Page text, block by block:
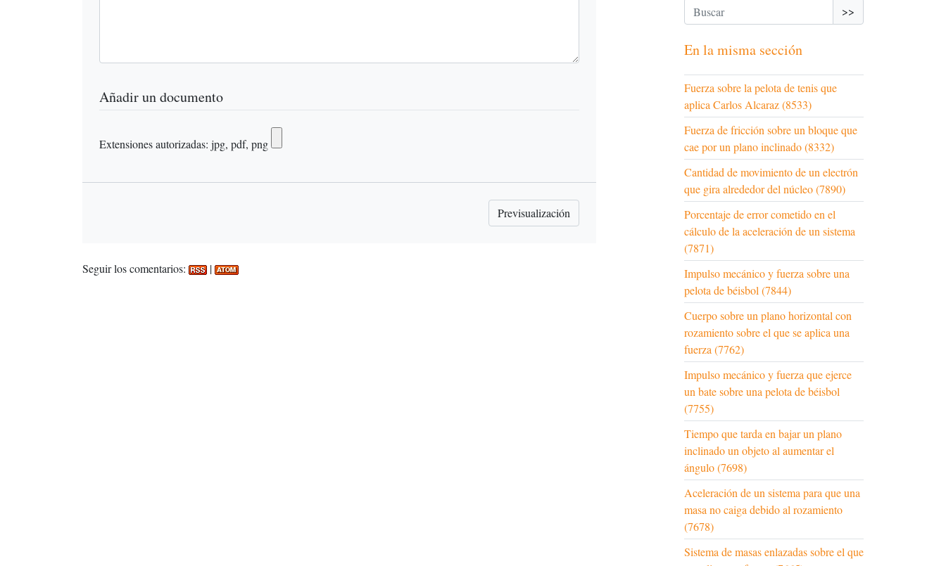
Añadir un documento
Extensiones autorizadas: jpg, pdf, png
Seguir los comentarios: |
>>
En la misma sección
Fuerza sobre la pelota de tenis que
aplica Carlos Alcaraz (8533)
Fuerza de fricción sobre un bloque que
cae por un plano inclinado (8332)
Cantidad de movimiento de un electrón
que gira alrededor del núcleo (7890)
Porcentaje de error cometido en el
cálculo de la aceleración de un sistema
(7871)
Impulso mecánico y fuerza sobre una
pelota de béisbol (7844)
Cuerpo sobre un plano horizontal con
rozamiento sobre el que se aplica una
fuerza (7762)
Impulso mecánico y fuerza que ejerce
un bate sobre una pelota de béisbol
(7755)
Tiempo que tarda en bajar un plano
inclinado un objeto al aumentar el
ángulo (7698)
Aceleración de un sistema para que una
masa no caiga debido al rozamiento
(7678)
Sistema de masas enlazadas sobre el que